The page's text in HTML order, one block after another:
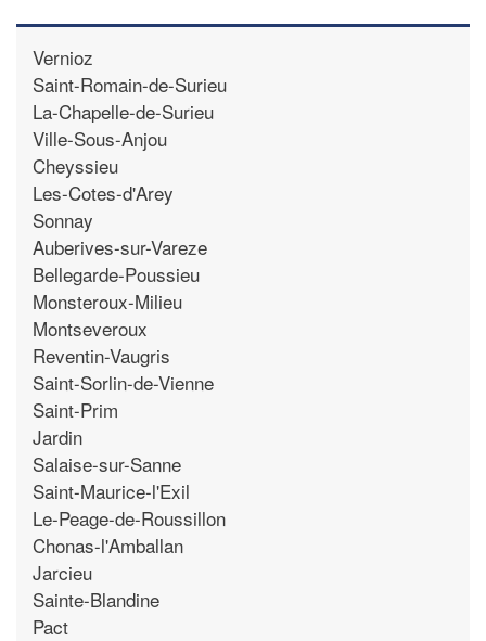
Vernioz
Saint-Romain-de-Surieu
La-Chapelle-de-Surieu
Ville-Sous-Anjou
Cheyssieu
Les-Cotes-d'Arey
Sonnay
Auberives-sur-Vareze
Bellegarde-Poussieu
Monsteroux-Milieu
Montseveroux
Reventin-Vaugris
Saint-Sorlin-de-Vienne
Saint-Prim
Jardin
Salaise-sur-Sanne
Saint-Maurice-l'Exil
Le-Peage-de-Roussillon
Chonas-l'Amballan
Jarcieu
Sainte-Blandine
Pact